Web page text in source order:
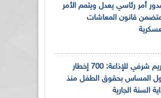
أمر رئاسي يعدل ويتمم الأمر
قانون المعاشات
مريم شرفي للإذاعة: 700 إخطار
المساس بحقوق الطفل منذ
السنة الجارية